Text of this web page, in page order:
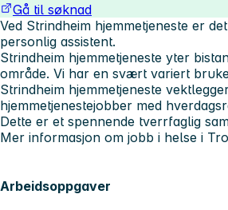
Gå til søknad
Ved Strindheim hjemmetjeneste er
personlig assistent.
Strindheim hjemmetjeneste yter
område. Vi har en svært variert
Strindheim hjemmetjeneste
hjemmetjenestejobber med
Dette er et spennende tverrfaglig
Mer informasjon om jobb i helse i
Arbeidsoppgaver